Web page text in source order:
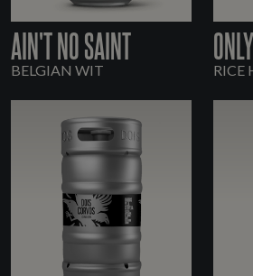
AIN'T NO SAINT
BELGIAN WIT RICE